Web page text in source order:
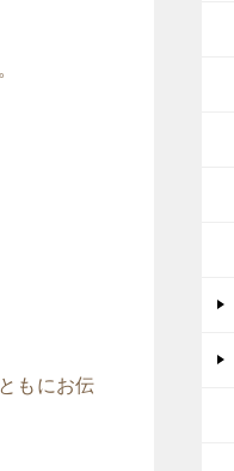
もにお伝